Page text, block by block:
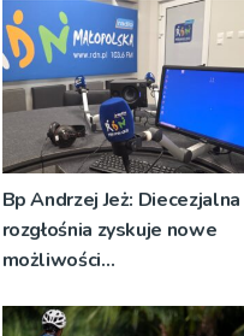
Bp Andrzej Jeż: Diecezjalna
rozgłośnia zyskuje nowe
możliwości
informacyjne